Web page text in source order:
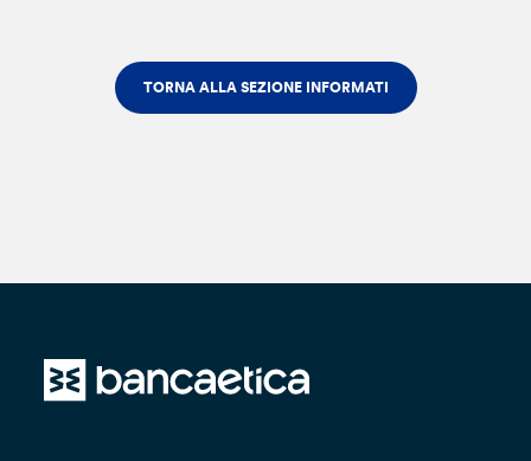
TORNA ALLA SEZIONE INFORMATI